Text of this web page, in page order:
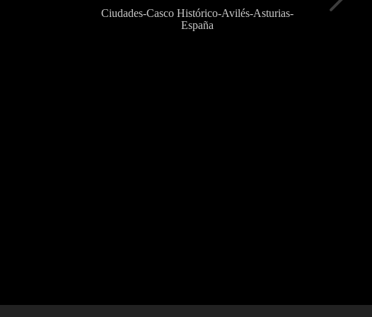
Ciudades-Casco Histórico-Avilés-Asturias-
España